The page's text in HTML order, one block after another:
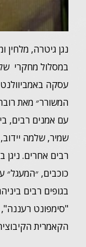
נגן גיטרה, מלחין
במסלול מחקרי
עסקה
המשורר״ מאת
עם אמנים רבים,
שמיר, שלמה יידוב,
רבים אחרים. ניגן
כוכבים, ״המעגל״
בגופים רבים
"סימפונט
הקאמרית